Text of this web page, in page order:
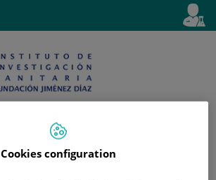
Active
en
Cookies configuration